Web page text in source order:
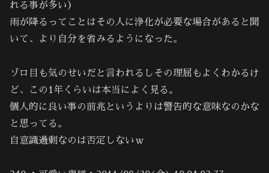
れる事が多い）
雨が降るってことはその人に浄化が必要な場合があると聞
いて、より自分を省みるようになった。
ゾロ目も気のせいだと言われるしその理屈もよくわかるけ
ど、この1年くらいは本当によく見る。
個人的に良い事の前兆というよりは警告的な意味なのかな
と思ってる。
自意識過剰なのは否定しないｗ